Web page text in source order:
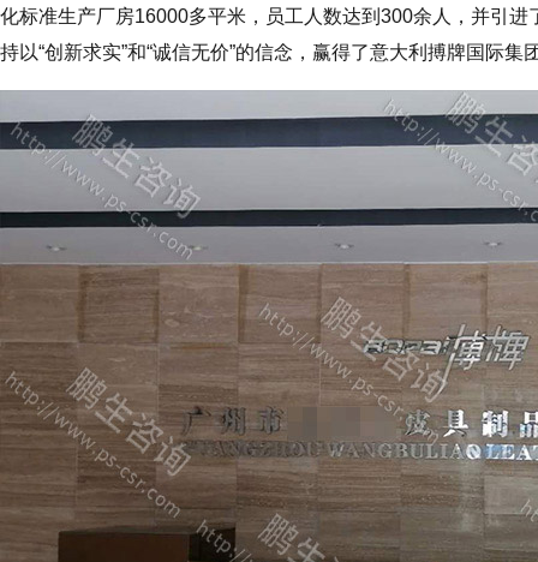
化标准生产厂房16000多平米，员工人数达到300余人，并引
持以“创新求实”和“诚信无价”的信念，赢得了意大利搏牌国际集